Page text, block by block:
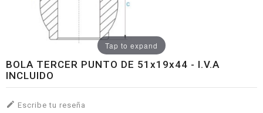
Tap to expand
BOLA TERCER PUNTO DE 51x19x44 - I.V.A
INCLUIDO
 Escribe tu reseña